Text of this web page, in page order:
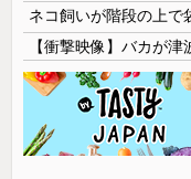
【衝撃映像】バカが